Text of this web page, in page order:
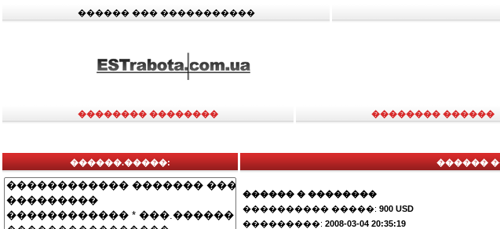
������ ��� �����������
�������� �������� �������� ������
������.�����: ������
������ � ��������
���������� �����: 900 USD
���������: 2008-03-04 20:35:19